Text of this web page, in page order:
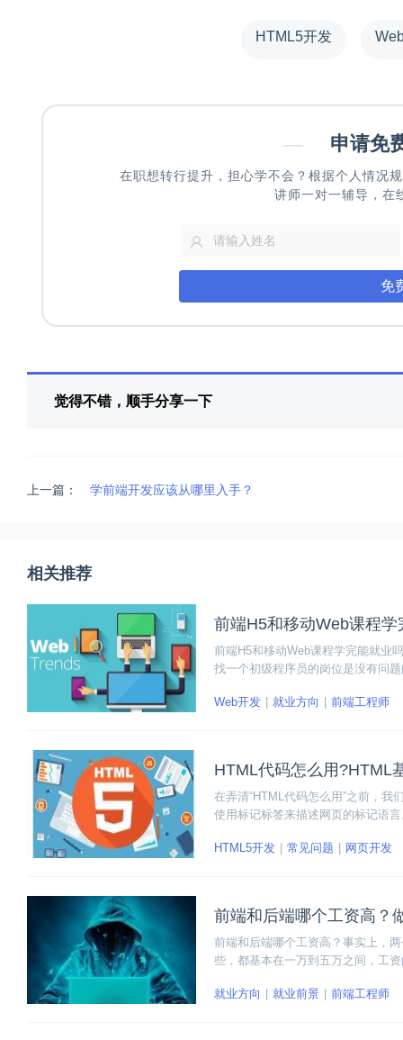
HTML5开发
— 申请免
在职想转行提升，担心学不会？根据个人情况
讲师一对一辅导，在
免
觉得不错，顺手分享一下
上一篇： 学前端开发应该从哪里入手？
相关推荐
前端H5和移动Web课程学
前端H5和移动Web课程学完能就业
找一个初级程序员的岗位是没有问
Web开发 就业方向 前端工程师
HTML代码怎么用?HTML
在弄清“HTML代码怎么用”之前，
使用标记标签来描述网页的标记语
HTML5开发
常见问题 网页开发
前端和后端哪个工资高？
前端和后端哪个工资高？事实上，
些，都基本在一万到五万之间，工
就业方向
就业前景 前端工程师